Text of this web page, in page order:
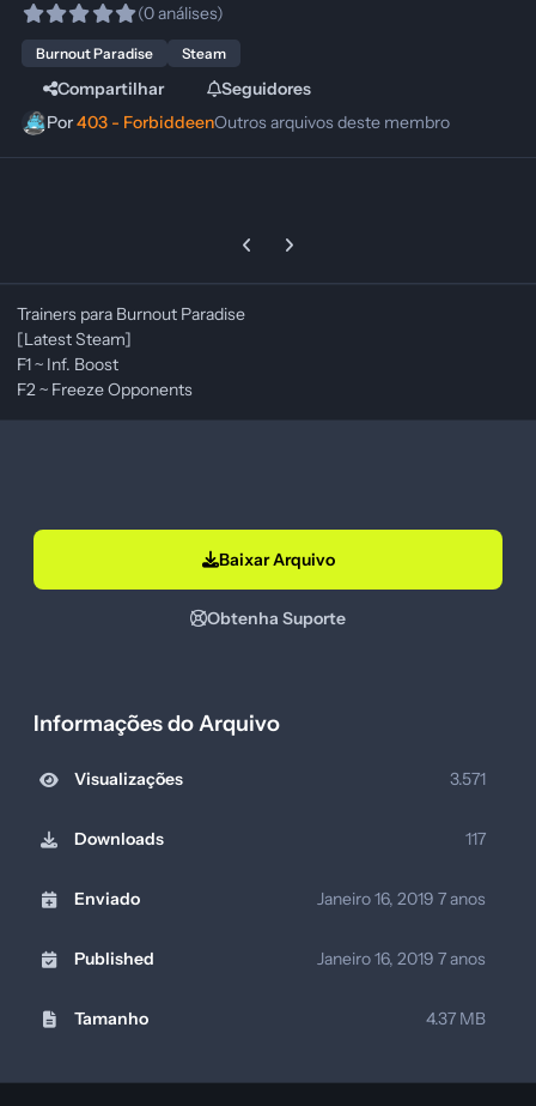
(0 análises)
Burnout Paradise Steam
Compartilhar
Seguidores
Por403 - ForbiddeenOutros arquivos deste membro
Previous carousel slide
Next carousel slide
Trainers para Burnout Paradise
[Latest Steam]
F1 ~ Inf. Boost
F2 ~ Freeze Opponents
Baixar Arquivo
Obtenha Suporte
Informações do Arquivo
Visualizações 3.571
Downloads 117
Enviado Janeiro 16, 2019 7 anos
Published Janeiro 16, 2019 7 anos
Tamanho 4.37 MB